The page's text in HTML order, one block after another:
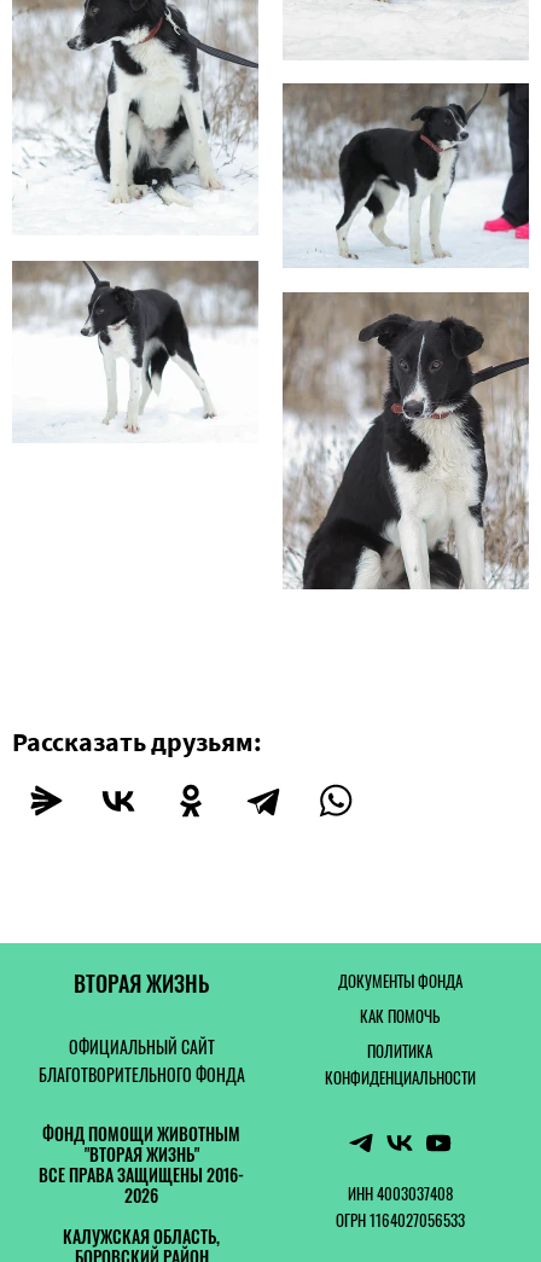
Рассказать друзьям:
ВТОРАЯ ЖИЗНЬ
ОФИЦИАЛЬНЫЙ САЙТ
БЛАГОТВОРИТЕЛЬНОГО ФОНДА
ДОКУМЕНТЫ ФОНДА
КАК ПОМОЧЬ
ПОЛИТИКА
КОНФИДЕНЦИАЛЬНОСТИ
ФОНД ПОМОЩИ ЖИВОТНЫМ
"ВТОРАЯ ЖИЗНЬ"
ВСЕ ПРАВА ЗАЩИЩЕНЫ 2016-
2026
КАЛУЖСКАЯ ОБЛАСТЬ,
ИНН 4003037408
ОГРН 1164027056533